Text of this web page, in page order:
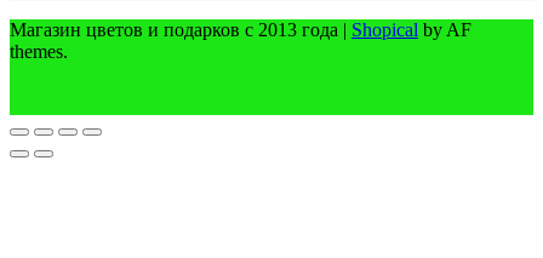
Магазин цветов и подарков с 2013 года | Shopical by AF
themes.